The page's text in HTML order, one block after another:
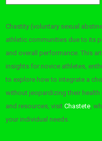
Chastity (voluntary sexual
athletic communities due to its
and overall performance. This
insights for novice athletes,
to explore how to integrate a
without jeopardizing their
and resources, visitChastete,
your individual needs.